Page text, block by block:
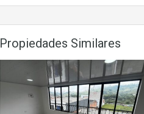
Propiedades Similares